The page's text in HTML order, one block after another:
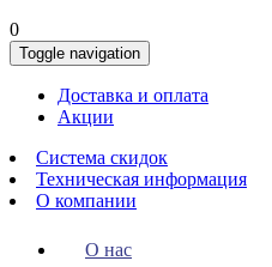
0
Toggle navigation
Доставка и оплата
Акции
Система скидок
Техническая информация
О компании
О нас